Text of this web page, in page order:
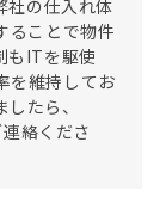
社の仕入れ体
ることで物件
もITを駆使
を維持してお
たら、
絡くださ